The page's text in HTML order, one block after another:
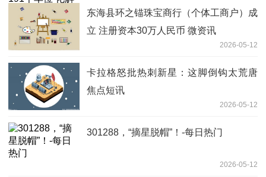
东海县环之锚珠宝商行（个体工商户）成
立 注册资本30万人民币 微资讯
2026-05-12
卡拉格怒批热刺新星：这脚倒钩太荒唐
焦点短讯
2026-05-12
301288，“摘星脱帽”！-每日热门
2026-05-12